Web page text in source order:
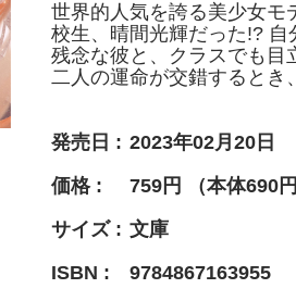
世界的人気を誇る美少女
校生、晴間光輝だった!?
残念な彼と、クラスでも
二人の運命が交錯するとき
発売日
2023年02月20日
価格
759円 （本体690
サイズ
文庫
ISBN
9784867163955